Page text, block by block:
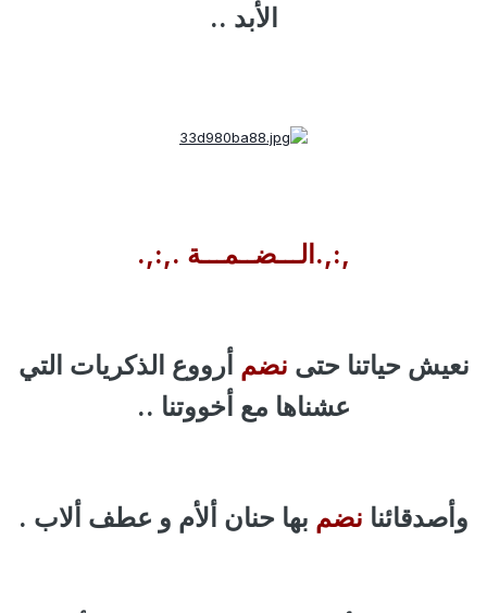
الأبد ..
,:,.الـــضــمـــة .,:,.
نعيش حياتنا حتىنضم أرووع الذكريات التي
عشناها مع أخووتنا ..
وأصدقائنانضم بها حنان ألأم و عطف ألاب .